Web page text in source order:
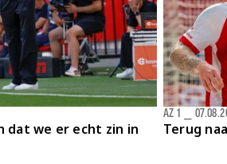
dat we er echt zin in
Terug
AZ 1